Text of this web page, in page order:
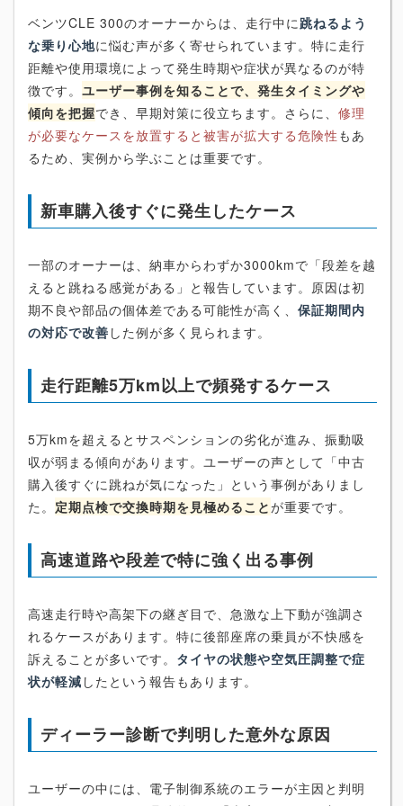
ベンツCLE 300のオーナーからは、走行中に 跳ねるよう
な乗り心地に悩む声が多く寄せられています。特に走行
距離や使用環境によって発生時期や症状が異なるのが特
徴です。 ユーザー事例を知ることで、発生タイミングや
傾向を把握でき、早期対策に役立ちます。さらに、 修理
が必要なケースを放置すると被害が拡大する危険性 もあ
るため、実例から学ぶことは重要です。
新車購入後すぐに発生したケース
一部のオーナーは、納車からわずか3000kmで「段差を越
えると跳ねる感覚がある」と報告しています。原因は初
期不良や部品の個体差である可能性が高く、 保証期間内
の対応で改善 した例が多く見られます。
走行距離5万km以上で頻発するケース
5万kmを超えるとサスペンションの劣化が進み、振動吸
収が弱まる傾向があります。ユーザーの声として「中古
購入後すぐに跳ねが気になった」という事例がありまし
た。 定期点検で交換時期を見極めることが重要です。
高速道路や段差で特に強く出る事例
高速走行時や高架下の継ぎ目で、急激な上下動が強調さ
れるケースがあります。特に後部座席の乗員が不快感を
訴えることが多いです。 タイヤの状態や空気圧調整で症
状が軽減 したという報告もあります。
ディーラー診断で判明した意外な原因
ユーザーの中には、電子制御系統のエラーが主因と判明